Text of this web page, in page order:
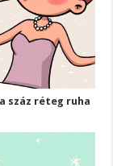
száz réteg ruha